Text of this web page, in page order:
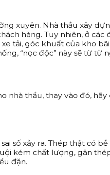
xuyên. Nhà thầu xây
hàng. Tuy nhiên, ở
tải, góc khuất của kho
“nọc độc” này sẽ từ từ
thầu, thay vào đó,
số xảy ra. Thép thật có
kém chất lượng, gân
đặn.